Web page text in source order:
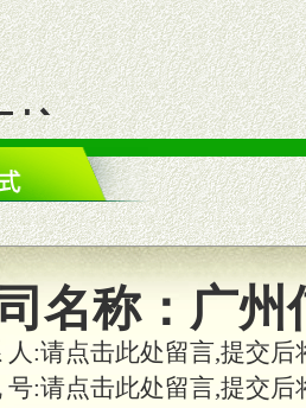
护
价格；建立全
经营；建立区
名称： 广州
人:请点击此处留言,提交
号:请点击此处留言,提交